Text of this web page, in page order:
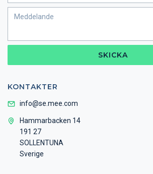
SKICKA
KONTAKTER
info@se.mee.com
Hammarbacken 14
191 27
SOLLENTUNA
Sverige